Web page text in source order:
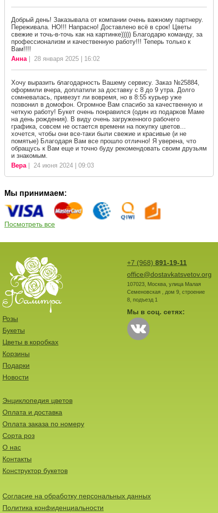
Добрый день! Заказывала от компании очень важному партнеру.
Переживала. НО!!! Напрасно! Доставлено всё в срок! Цветы
свежие и точь-в-точь как на картинке))))) Благодарю команду, за
профессионализм и качественную работу!!! Теперь только к
Вам!!!!
Анна| 28 января 2025 | 16:02
Хочу выразить благодарность Вашему сервису. Заказ №25884,
оформили вчера, доплатили за доставку с 8 до 9 утра. Долго
сомневалась, привезут ли вовремя, но в 8:55 курьер уже
позвонил в домофон. Огромное Вам спасибо за качественную и
четкую работу! Букет очень понравился (один из подарков Маме
на день рождения). В виду очень загруженного рабочего
графика, совсем не остается времени на покупку цветов...
хочется, чтобы они все-таки были свежие и красивые (и не
помятые) Благодаря Вам все прошло отлично! Я уверена, что
обращусь к Вам еще и точно буду рекомендовать своим друзьям
и знакомым.
Вера| 24 июня 2024 | 09:03
Мы принимаем:
Посмотреть все
+7 (968) 891-19-11
office@dostavkatsvetov.org
107023, Москва, улица Малая
Семеновская , дом 9, строение
8, подъезд 1
Мы в соц. сетях:
Розы
Букеты
Цветы в коробках
Корзины
Подарки
Новости
Энциклопедия цветов
Оплата и доставка
Оплата заказа по номеру
Сорта роз
О нас
Контакты
Конструктор букетов
Согласие на обработку персональных данных
Политика конфиденциальности